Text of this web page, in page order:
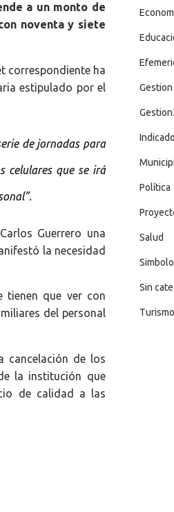
a un monto de
noventa y siete
correspondiente ha
estipulado por el
de jornadas para
celulares que se irá
Guerrero una
la necesidad
tienen que ver con
del personal
cancelación de los
la institución que
de calidad a las
Política
Salud
Sin
Turismo